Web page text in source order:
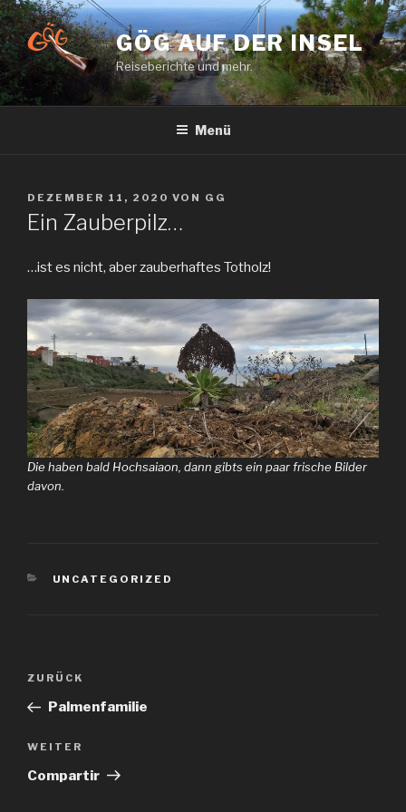
Zum
Inhalt
springen
GÖG AUF DER INSEL
Reiseberichte und mehr.
Menü
VERÖFFENTLICHT
AM
DEZEMBER 11, 2020 VON GG
Ein Zauberpilz…
…ist es nicht, aber zauberhaftes Totholz!
Die haben bald Hochsaiaon, dann gibts ein paar frische Bilder
davon.
KATEGORIEN
UNCATEGORIZED
Beitragsnavigation
Vorheriger
Beitrag
ZURÜCK
Palmenfamilie
Nächster
Beitrag
WEITER
Compartir